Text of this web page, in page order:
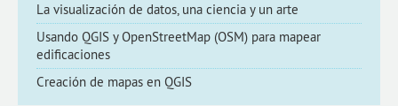
La visualización de datos, una ciencia y un arte
Usando QGIS y OpenStreetMap (OSM) para mapear
edificaciones
Creación de mapas en QGIS